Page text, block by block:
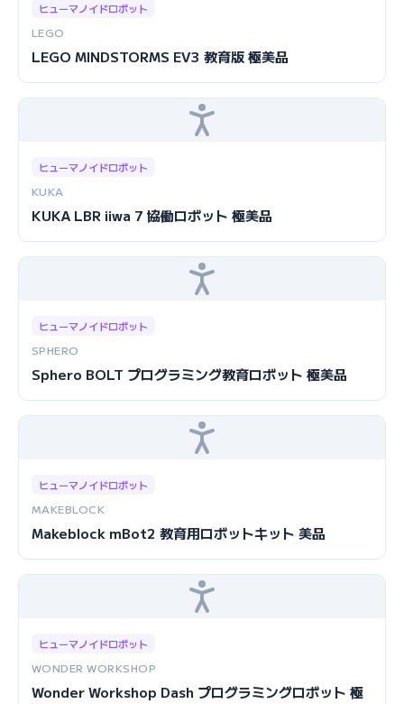
ヒューマノイドロボット
LEGO
LEGO MINDSTORMS EV3 教育版 極美品
ヒューマノイドロボット
KUKA
KUKA LBR iiwa 7 協働ロボット 極美品
ヒューマノイドロボット
SPHERO
Sphero BOLT プログラミング教育ロボット 極美品
ヒューマノイドロボット
MAKEBLOCK
Makeblock mBot2 教育用ロボットキット 美品
ヒューマノイドロボット
WONDER WORKSHOP
Wonder Workshop Dash プログラミングロボット 極